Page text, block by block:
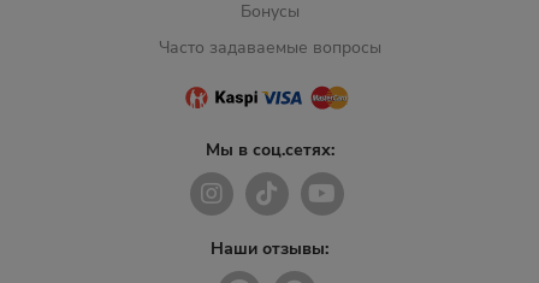
Бонусы
Часто задаваемые вопросы
Мы в соц.сетях:
Наши отзывы: